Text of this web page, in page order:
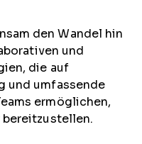
den Wandel hin
und
die auf
und umfassende
ermöglichen,
bereitzustellen.